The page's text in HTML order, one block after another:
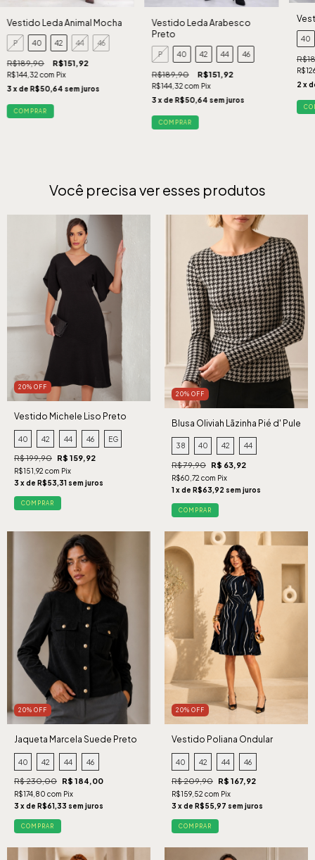
Vestido Leda Animal Mocha
P 40 42 44 46
R$189,90 R$151,92
R$144,32com Pix
3 x de R$50,64 sem juros
COMPRAR
Vestido Leda Arabesco
Preto
P 40 42 44 46
R$189,90 R$151,92
R$144,32com Pix
3 x de R$50,64 sem juros
COMPRAR
40
2 x
Você precisa ver esses produtos
20% OFF
Vestido Michele Liso Preto
40 42 44 46 EG
R$ 199,90 R$ 159,92
R$151,92 com Pix
3 x de R$53,31 sem juros
COMPRAR
20% OFF
Blusa Oliviah Lãzinha Pié d' Pule
38 40 42 44
R$ 79,90 R$ 63,92
R$60,72 com Pix
1 x de R$63,92 sem juros
COMPRAR
20% OFF
Jaqueta Marcela Suede Preto
40 42 44 46
R$ 230,00 R$ 184,00
R$174,80 com Pix
3 x de R$61,33 sem juros
COMPRAR
20% OFF
Vestido Poliana Ondular
Marinho
40 42 44 46
R$ 209,90 R$ 167,92
R$159,52 com Pix
3 x de R$55,97 sem juros
COMPRAR